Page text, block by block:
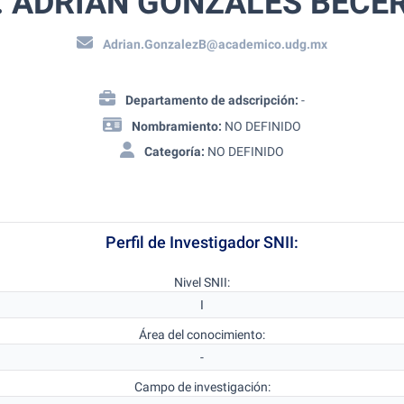
Adrian.GonzalezB@academico.udg.mx
Departamento de adscripción: -
Nombramiento: NO DEFINIDO
Categoría: NO DEFINIDO
Perfil de Investigador SNII:
Nivel SNII:
I
Área del conocimiento:
-
Campo de investigación: